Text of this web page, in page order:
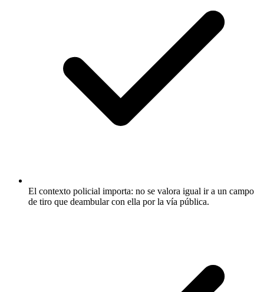
El contexto policial importa: no se valora igual ir a un campo
de tiro que deambular con ella por la vía pública.